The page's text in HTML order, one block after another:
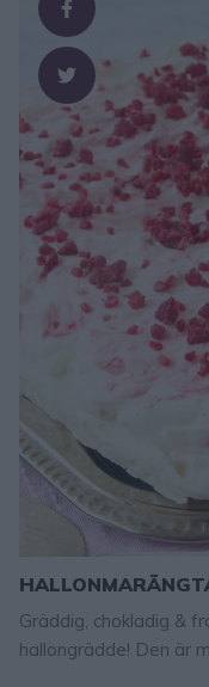
Gräddig, chokladig &
hallongrädde! Den är